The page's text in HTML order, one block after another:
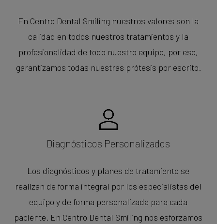
En Centro Dental Smiling nuestros valores son la
calidad en todos nuestros tratamientos y la
profesionalidad de todo nuestro equipo, por eso,
garantizamos todas nuestras prótesis por escrito.
Diagnósticos Personalizados
Los diagnósticos y planes de tratamiento se
realizan de forma integral por los especialistas del
equipo y de forma personalizada para cada
paciente. En Centro Dental Smiling nos esforzamos